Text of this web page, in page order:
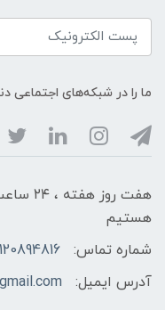
ما را در شبکه‌های اجتماعی
هفت
هستیم
شماره تماس:
آدرس ایمیل: